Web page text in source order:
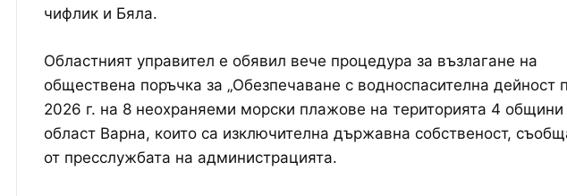
чифлик и Бяла.
Областният управител е обявил вече процедура за възлагане на
обществена поръчка за „Обезпечаване с водноспасителна дейност
2026 г. на 8 неохраняеми морски плажове на територията 4 общини
област Варна, които са изключителна държавна собственост,
от пресслужбата на администрацията.